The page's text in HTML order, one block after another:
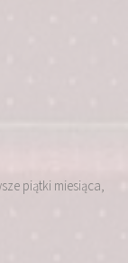
piątki miesiąca,